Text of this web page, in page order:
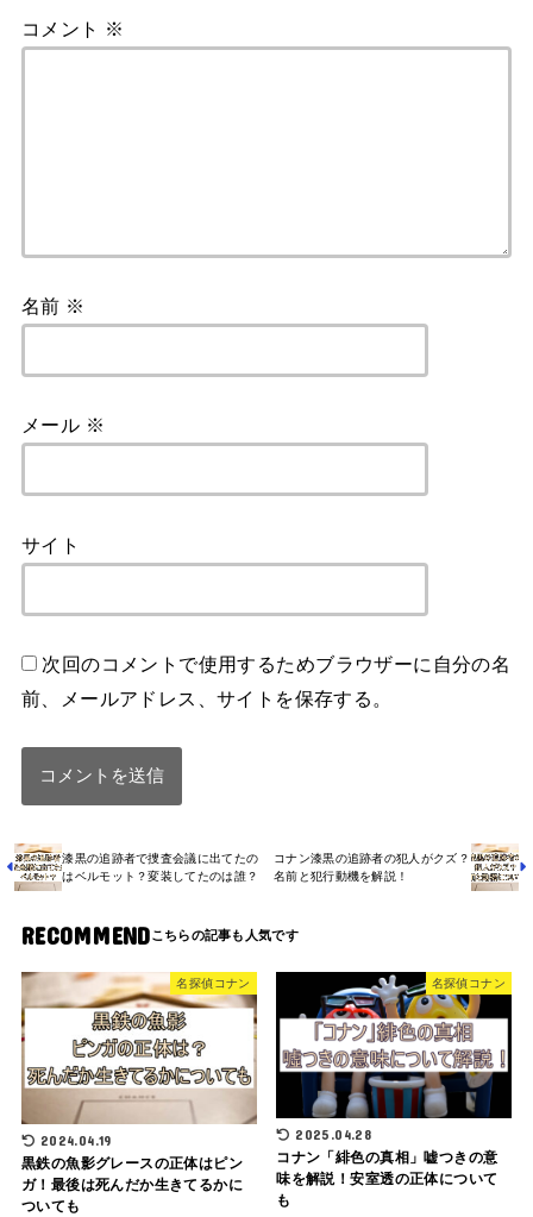
コメント ※
名前 ※
メール ※
サイト
次回のコメントで使用するためブラウザーに自分の名
前、メールアドレス、サイトを保存する。
漆黒の追跡者で捜査会議に出てたの
はベルモット？変装してたのは誰？
コナン漆黒の追跡者の犯人がクズ？
名前と犯行動機を解説！
RECOMMEND
名探偵コナン
2024.04.19
黒鉄の魚影グレースの正体はピン
ガ！最後は死んだか生きてるかに
ついても
名探偵コナン
2025.04.28
コナン「緋色の真相」嘘つきの意
味を解説！安室透の正体について
も